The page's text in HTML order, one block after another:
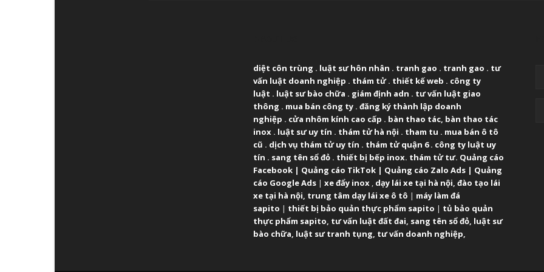
diệt côn trùng . luật sư hôn nhân . tranh gao . tranh gao . tư
vấn luật doanh nghiệp . thám tử. thiết kế web . công ty
luật . luật sư bào chữa . giám định adn . tư vấn luật giao
thông . mua bán công ty . đăng ký thành lập doanh
nghiệp . cửa nhôm kính cao cấp . bàn thao tác, bàn thao tác
inox . luật sư uy tín . thám tử hà nội . tham tu . mua bán ô tô
cũ . dịch vụ thám tử uy tín . thám tử quận 6. công ty luật uy
tín . sang tên sổ đỏ . thiết bị bếp inox. thám tử tư. Quảng cáo
Facebook | Quảng cáo TikTok | Quảng cáo Zalo Ads | Quảng
cáo Google Ads | xe đẩy inox , dạy lái xe tại hà nội, đào tạo lái
xe tại hà nội, trung tâm dạy lái xe ô tô | máy làm đá
sapito | thiết bị bảo quản thực phẩm sapito | tủ bảo quản
thực phẩm sapito, tư vấn luật đất đai, sang tên sổ đỏ, luật sư
bào chữa, luật sư tranh tụng, tư vấn doanh nghiệp,